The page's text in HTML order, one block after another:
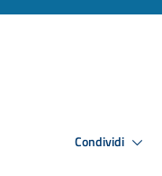
Condividi